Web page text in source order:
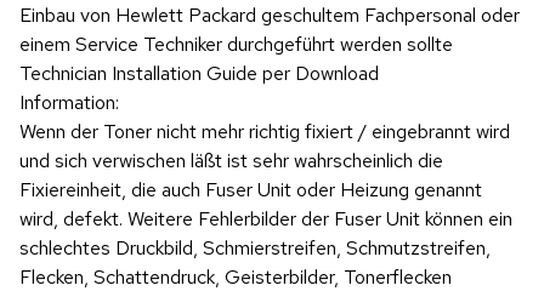
Einbau von Hewlett Packard geschultem Fachpersonal oder
einem Service Techniker durchgeführt werden sollte
Technician Installation Guide per Download
Information:
Wenn der Toner nicht mehr richtig fixiert / eingebrannt wird
und sich verwischen läßt ist sehr wahrscheinlich die
Fixiereinheit, die auch Fuser Unit oder Heizung genannt
wird, defekt. Weitere Fehlerbilder der Fuser Unit können ein
schlechtes Druckbild, Schmierstreifen, Schmutzstreifen,
Flecken, Schattendruck, Geisterbilder, Tonerflecken